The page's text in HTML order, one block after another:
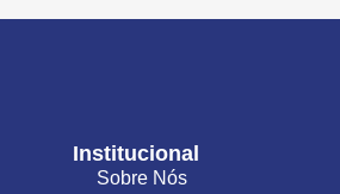
Institucional
Sobre Nós